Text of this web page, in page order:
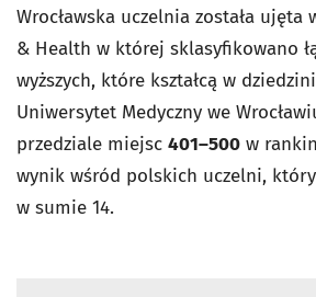
Wrocławska uczelnia została
& Health w której sklasyfikowano
wyższych, które kształcą w
Uniwersytet Medyczny we
przedziale miejsc 401–500 w
wynik wśród polskich uczelni,
w sumie 14.